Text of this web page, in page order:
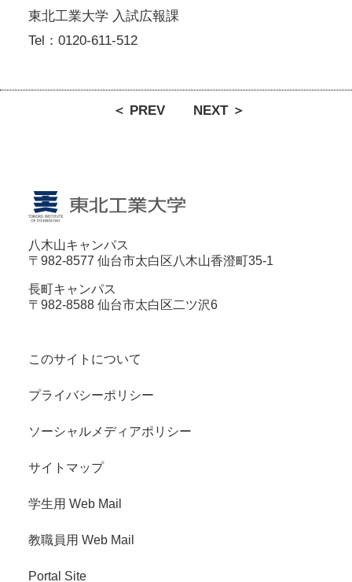
東北工業大学 入試広報課
Tel：0120-611-512
＜ PREV NEXT ＞
八木山キャンパス
〒982-8577 仙台市太白区八木山香澄町35-1
長町キャンパス
〒982-8588 仙台市太白区二ツ沢6
このサイトについて
プライバシーポリシー
ソーシャルメディアポリシー
サイトマップ
学生用 Web Mail
教職員用 Web Mail
Portal Site